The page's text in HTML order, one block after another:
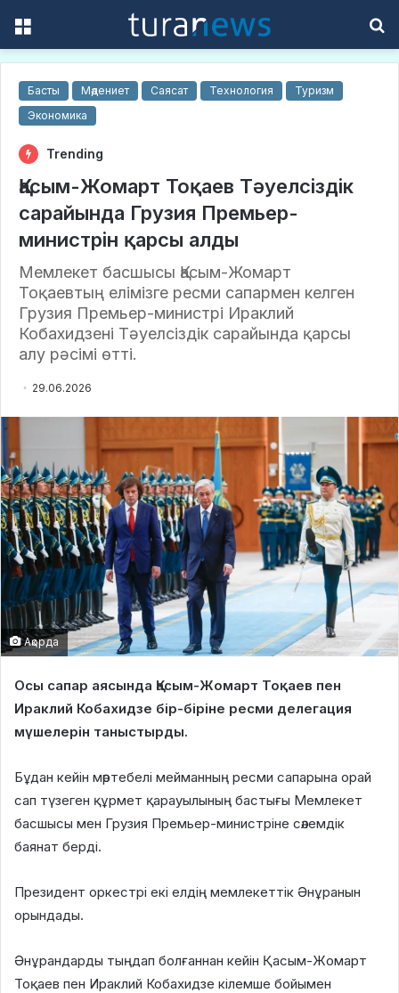
Басты Мәдениет Саясат Технология
Туризм
Экономика
Trending
Қасым-Жомарт Тоқаев Тәуелсіздік
сарайында Грузия Премьер-
министрін қарсы алды
Мемлекет басшысы Қасым-Жомарт
Тоқаевтың елімізге ресми сапармен келген
Грузия Премьер-министрі Ираклий
Кобахидзені Тәуелсіздік сарайында қарсы
алу рәсімі өтті.
29.06.2026
Ақорда
Осы сапар аясында Қасым-Жомарт Тоқаев пен
Ираклий Кобахидзе бір-біріне ресми делегация
мүшелерін таныстырды.
Бұдан кейін мәртебелі мейманның ресми сапарына орай
сап түзеген құрмет қарауылының бастығы Мемлекет
басшысы мен Грузия Премьер-министріне сәлемдік
баянат берді.
Президент оркестрі екі елдің мемлекеттік Әнұранын
орындады.
Әнұрандарды тыңдап болғаннан кейін Қасым-Жомарт
Тоқаев пен Ираклий Кобахидзе кілемше бойымен